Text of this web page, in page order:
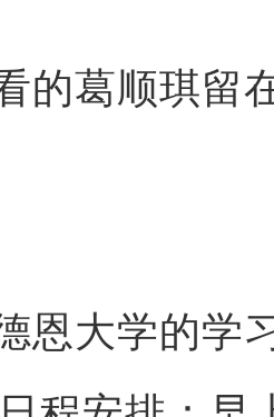
的葛顺琪留
恩大学的学